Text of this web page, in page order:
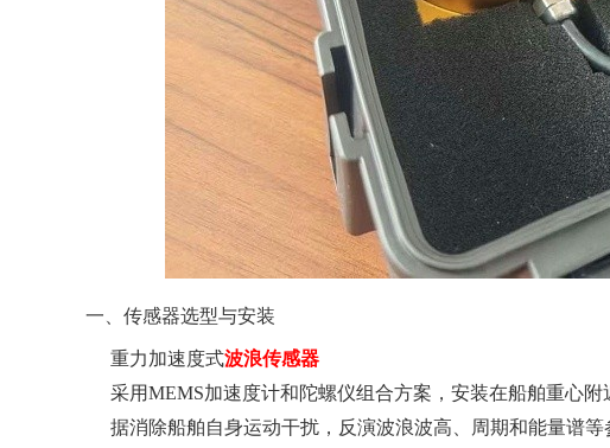
‌一、传感器选型与安装‌
‌重力加速度式波浪传感器‌
采用MEMS加速度计和陀螺仪组合方案，安装在船舶重心
据消除船舶自身运动干扰，反演波浪波高、周期和能量谱等